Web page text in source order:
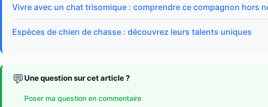
Vivre avec un chat trisomique : comprendre ce compagnon hors
Espèces de chien de chasse : découvrez leurs talents uniques
💬 Une question sur cet article ?
Poser ma question en commentaire